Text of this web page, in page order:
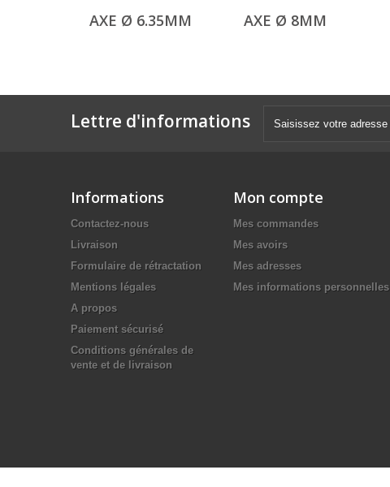
AXE Ø 6.35MM AXE Ø 8MM
Lettre d'informations
Informations
Contactez-nous
Livraison
Formulaire de rétractation
Mentions légales
A propos
Paiement sécurisé
Conditions générales de
vente et de livraison
Mon compte
Mes commandes
Mes avoirs
Mes adresses
Mes informations personnelles